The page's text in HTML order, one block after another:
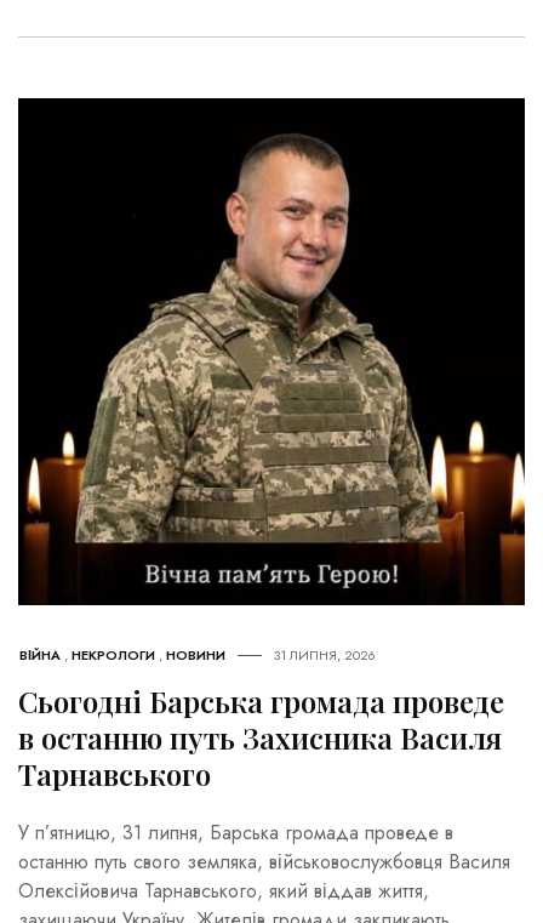
ВІЙНА ,НЕКРОЛОГИ ,НОВИНИ 31 ЛИПНЯ, 2026
Сьогодні Барська громада проведе
в останню путь Захисника Василя
Тарнавського
У п’ятницю, 31 липня, Барська громада проведе в
останню путь свого земляка, військовослужбовця Василя
Олексійовича Тарнавського, який віддав життя,